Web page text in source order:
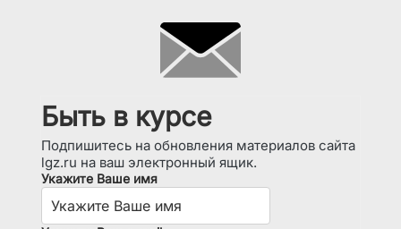
Быть в курсе
Подпишитесь на обновления материалов сайта
lgz.ru на ваш электронный ящик.
Укажите Ваше имя